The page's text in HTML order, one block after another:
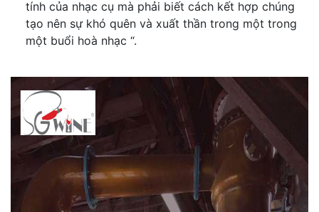
tính của nhạc cụ mà phải biết cách kết hợp chúng
tạo nên sự khó quên và xuất thần trong một trong
một buổi hoà nhạc “.